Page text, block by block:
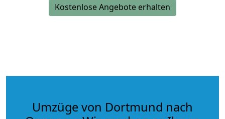
Kostenlose Angebote erhalten
Umzüge von Dortmund nach